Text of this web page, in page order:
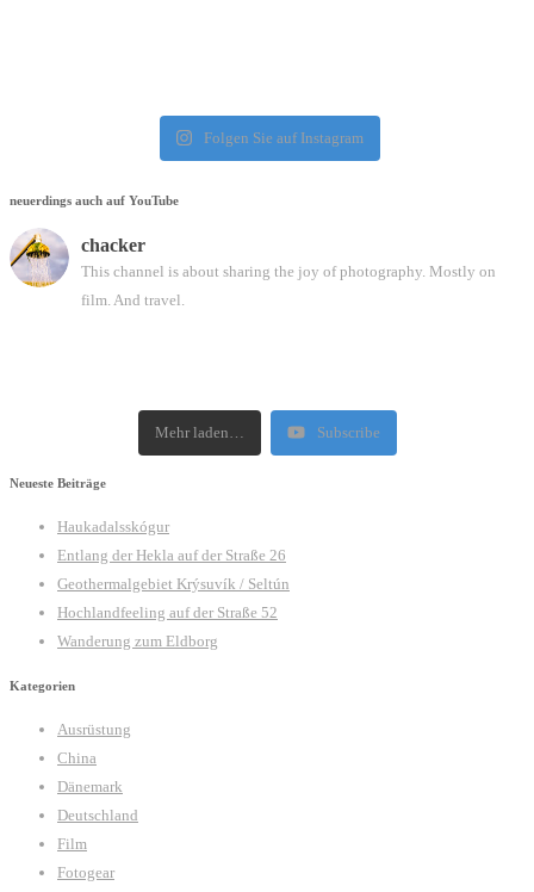
Folgen Sie auf Instagram
neuerdings auch auf YouTube
chacker
This channel is about sharing the joy of photography. Mostly on
film. And travel.
Mehr laden… Subscribe
Neueste Beiträge
Haukadalsskógur
Entlang der Hekla auf der Straße 26
Geothermalgebiet Krýsuvík / Seltún
Hochlandfeeling auf der Straße 52
Wanderung zum Eldborg
Kategorien
Ausrüstung
China
Dänemark
Deutschland
Film
Fotogear